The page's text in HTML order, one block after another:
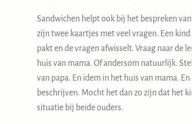
Sandwichen helpt ook bij het bespreken
zijn twee kaartjes met veel vragen. Een
pakt en de vragen afwisselt. Vraag naar de
huis van mama. Of andersom natuurlijk.
van papa. En idem in het huis van mama.
beschrijven. Mocht het dan zo zijn dat het
situatie bij beide ouders.